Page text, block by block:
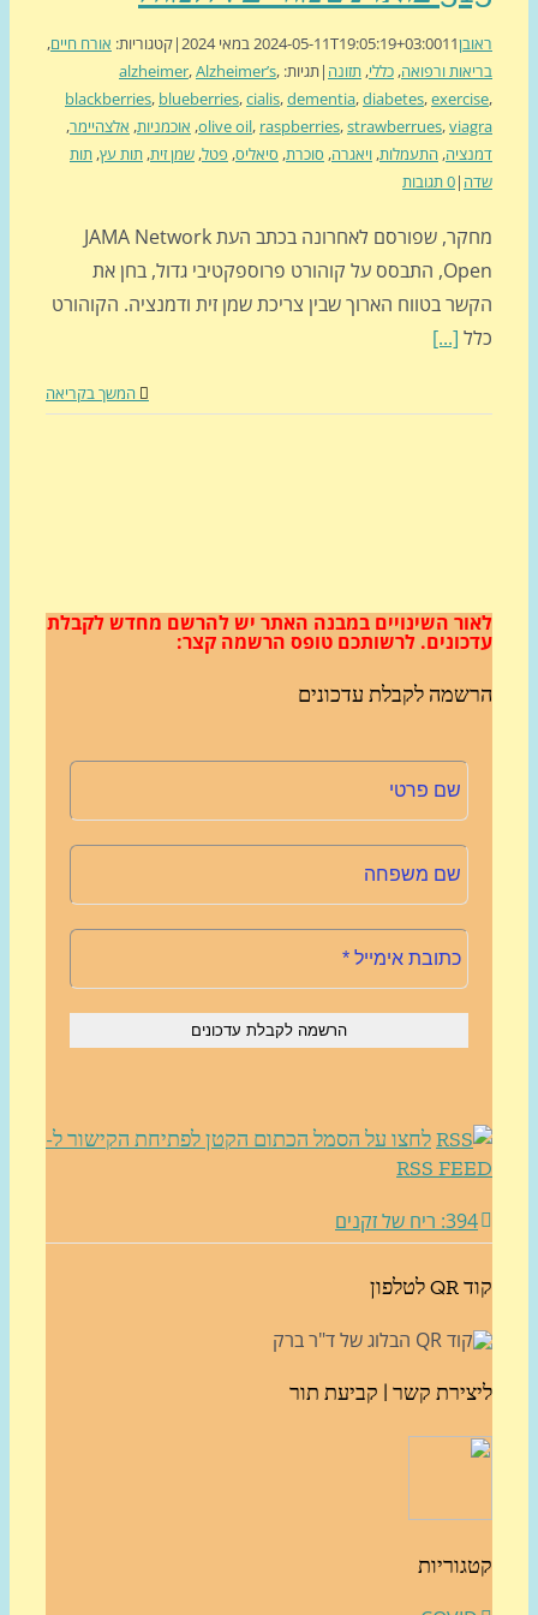
2024-05-11T19:05:19+03:00
|קטגוריות:אורח חיים ,
ורפואה,כללי,תזונה|תגיות: alzheimer,Alzheimer’s,
blackberries,blueberries,cialis,dementia,diabetes,
olive oil,raspberries,strawberrues
,אוכמניות, אלצהיימר
התעמלות ,ויאגרה,סוכרת,סיאליס,פטל,שמן זית,תות עץ,תות
מחקר, שפורסם לאחרונה בכתב העת JAMA Network
Open, התבסס על קוהורט פרוספקטיבי גדול, בחן את
בטווח הארוך שבין צריכת שמן זית ודמנציה. הקוהורט
המשך בקריאה
השינויים במבנה האתריש להרשם מחדש לקבלת
לרשותכם טופס הרשמה קצר:
לקבלת עדכונים
לחצו על הסמל הכתום הקטן לפתיחת הקישור ל-
RSS
קשר | קביעת תור